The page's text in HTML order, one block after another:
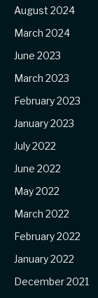
August 2024
March 2024
June 2023
March 2023
February 2023
January 2023
July 2022
June 2022
May 2022
March 2022
February 2022
January 2022
December 2021